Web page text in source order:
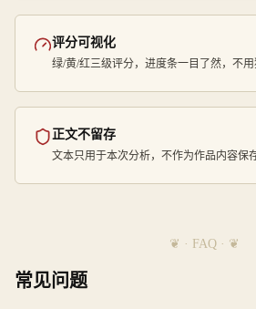
评分可视化
绿/黄/红三级评分，进度条一目了然，不用
正文不留存
文本只用于本次分析，不作为作品内容保存
❦ · FAQ · ❦
常见问题